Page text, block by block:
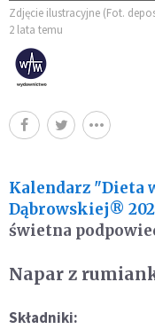
Zdjęcie ilustracyjne (Fot.
2 lata temu
Kalendarz "Dieta
Dąbrowskiej®
świetna
Napar z
Składniki: